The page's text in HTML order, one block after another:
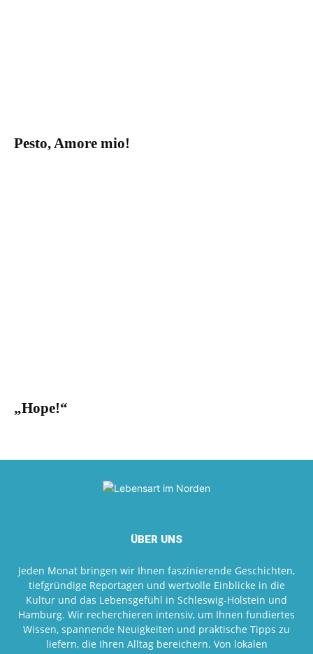
Pesto, Amore mio!
„Hope!“
ÜBER UNS
Jeden Monat bringen wir Ihnen faszinierende Geschichten,
tiefgründige Reportagen und wertvolle Einblicke in die
Kultur und das Lebensgefühl in Schleswig-Holstein und
Hamburg. Wir recherchieren intensiv, um Ihnen fundiertes
Wissen, spannende Neuigkeiten und praktische Tipps zu
liefern, die Ihren Alltag bereichern. Von lokalen